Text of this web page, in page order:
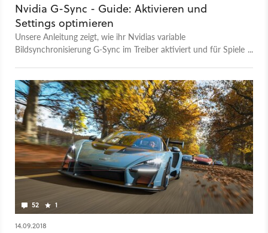
Nvidia G-Sync - Guide: Aktivieren und
Settings optimieren
Unsere Anleitung zeigt, wie ihr Nvidias variable
Bildsynchronisierung G-Sync im Treiber aktiviert und für Spiele
52 1
14.09.2018